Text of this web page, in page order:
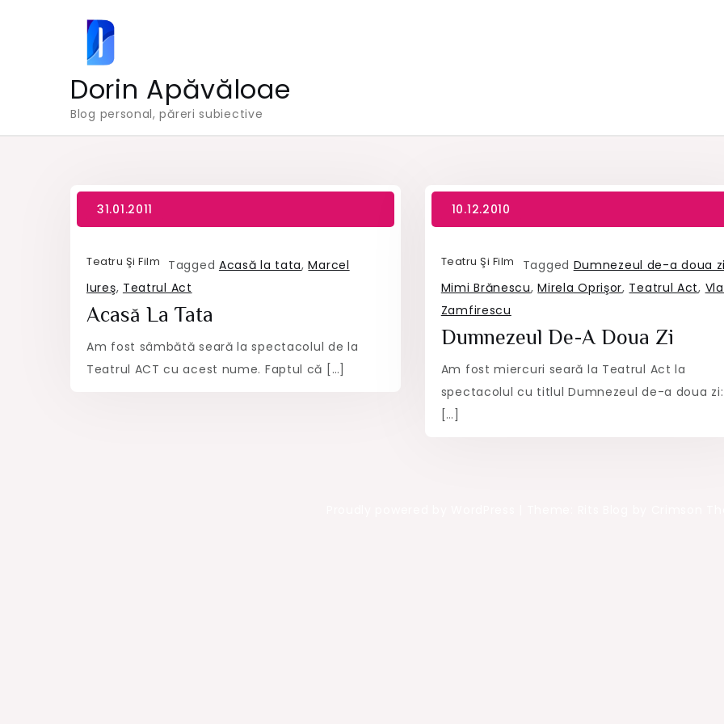
Dorin Apăvăloae
Blog personal, păreri subiective
Teatru Şi Film Tagged Acasă la tata,Marcel
Iureş, Teatrul Act
Acasă La Tata
Am fost sâmbătă seară la spectacolul de la
Teatrul ACT cu acest nume. Faptul că […]
Teatru Şi Film Tagged Dumnezeul de-a doua
Mimi Brănescu,Mirela Oprişor, Teatrul Act,
Zamfirescu
Dumnezeul De-A Doua Zi
Am fost miercuri seară la Teatrul Act la
spectacolul cu titlul Dumnezeul de-a doua zi:
[…]